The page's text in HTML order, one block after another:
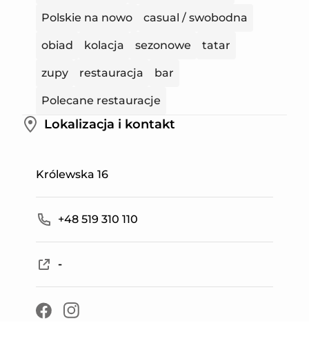
Polskie na nowo casual / swobodna
obiad kolacja sezonowe tatar
zupy restauracja bar
Polecane restauracje
Lokalizacja i kontakt
Królewska 16
+48 519 310 110
-